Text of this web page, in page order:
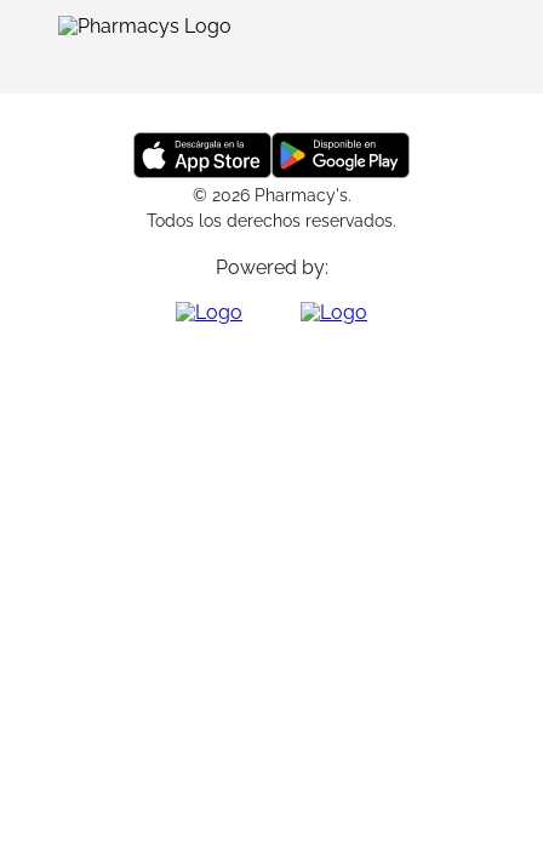
© 2026 Pharmacy's.
Todos los derechos reservados.
Powered by: